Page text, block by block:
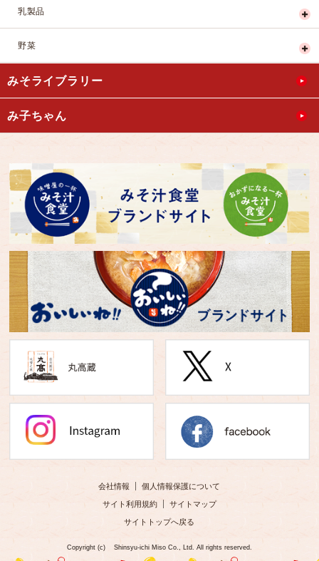
乳製品
野菜
みそライブラリー
み子ちゃん
会社情報 個人情報保護について
サイト利用規約 サイトマップ
サイトトップへ戻る
Copyright (c) Shinsyu-ichi Miso Co., Ltd. All rights reserved.